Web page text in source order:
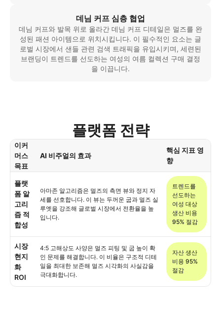
데님 커프 심층 협업
데님 커프와 발목 위로 올라간 데님 커프 디테일은 멀즈를 완
성된 패션 아이템으로 위치시킵니다. 이 필수적인 요소는 글
로벌 시장에서 샌들 관련 검색 트래픽을 유입시키며, 세련된
브랜딩이 트렌드를 선도하는 여성의 여름 컬렉션 구매 결정
을 이끕니다.
플랫폼 전략
이커
머스
목표
AI 비주얼의 효과
핵심 지표 영
향
플랫
폼 알
고리
즘 적
합성
아마존 알고리즘은 멀즈의 측면 뷰와 정지 자
세를 선호합니다. 이 뷰는 두꺼운 굽과 멀즈 실
루엣을 강조해 글로벌 시장에서 전환율을 높
입니다.
트렌드를
선도하는
여성 대상
생산 비용
95% 절감
시장
현지
화
ROI
4:5 고해상도 사양은 멀즈 피팅 및 굽 높이 확
인 문제를 해결합니다. 이 비율은 구조적 디테
일을 최대한 보존해 멀즈 시각화의 사실감을
극대화합니다.
자산 생산
비용 95%
절감